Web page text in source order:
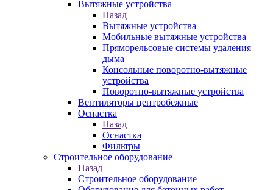
Вытяжные устройства
Назад
Вытяжные устройства
Мобильные вытяжные устройства
Пряморельсовые системы удаления
дыма
Консольные поворотно-вытяжные
устройства
Поворотно-вытяжные устройства
Вентиляторы центробежные
Оснастка
Назад
Оснастка
Фильтры
Строительное оборудование
Назад
Строительное оборудование